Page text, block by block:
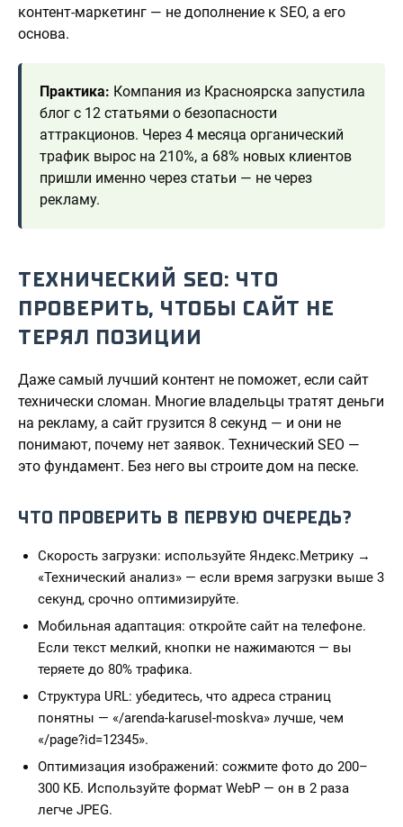
контент-маркетинг — не дополнение к SEO, а его
основа.
Практика: Компания из Красноярска запустила
блог с 12 статьями о безопасности
аттракционов. Через 4 месяца органический
трафик вырос на 210%, а 68% новых клиентов
пришли именно через статьи — не через
рекламу.
ТЕХНИЧЕСКИЙ SEO: ЧТО
ПРОВЕРИТЬ, ЧТОБЫ САЙТ НЕ
ТЕРЯЛ ПОЗИЦИИ
Даже самый лучший контент не поможет, если сайт
технически сломан. Многие владельцы тратят деньги
на рекламу, а сайт грузится 8 секунд — и они не
понимают, почему нет заявок. Технический SEO —
это фундамент. Без него вы строите дом на песке.
ЧТО ПРОВЕРИТЬ В ПЕРВУЮ ОЧЕРЕДЬ?
Скорость загрузки: используйте Яндекс.Метрику →
«Технический анализ» — если время загрузки выше 3
секунд, срочно оптимизируйте.
Мобильная адаптация: откройте сайт на телефоне.
Если текст мелкий, кнопки не нажимаются — вы
теряете до 80% трафика.
Структура URL: убедитесь, что адреса страниц
понятны — «/arenda-karusel-moskva» лучше, чем
«/page?id=12345».
Оптимизация изображений: сожмите фото до 200–
300 КБ. Используйте формат WebP — он в 2 раза
легче JPEG.